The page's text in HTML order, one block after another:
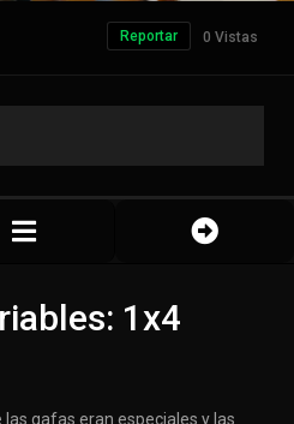
0 Vistas
Reportar
1x4
las gafas eran especiales y las